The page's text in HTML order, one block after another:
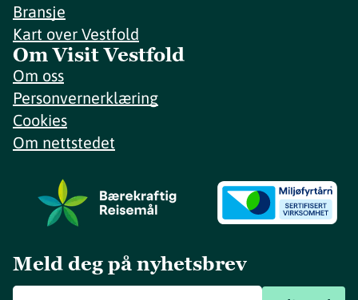
Bransje
Kart over Vestfold
Om Visit Vestfold
Om oss
Personvernerklæring
Cookies
Om nettstedet
Meld deg på nyhetsbrev